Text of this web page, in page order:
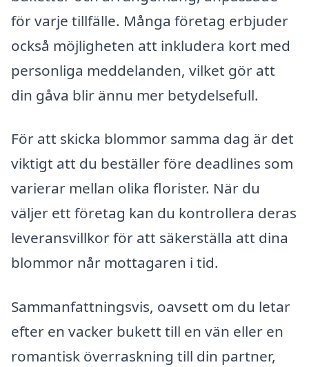
för varje tillfälle. Många företag erbjuder
också möjligheten att inkludera kort med
personliga meddelanden, vilket gör att
din gåva blir ännu mer betydelsefull.
För att skicka blommor samma dag är det
viktigt att du beställer före deadlines som
varierar mellan olika florister. När du
väljer ett företag kan du kontrollera deras
leveransvillkor för att säkerställa att dina
blommor når mottagaren i tid.
Sammanfattningsvis, oavsett om du letar
efter en vacker bukett till en vän eller en
romantisk överraskning till din partner,